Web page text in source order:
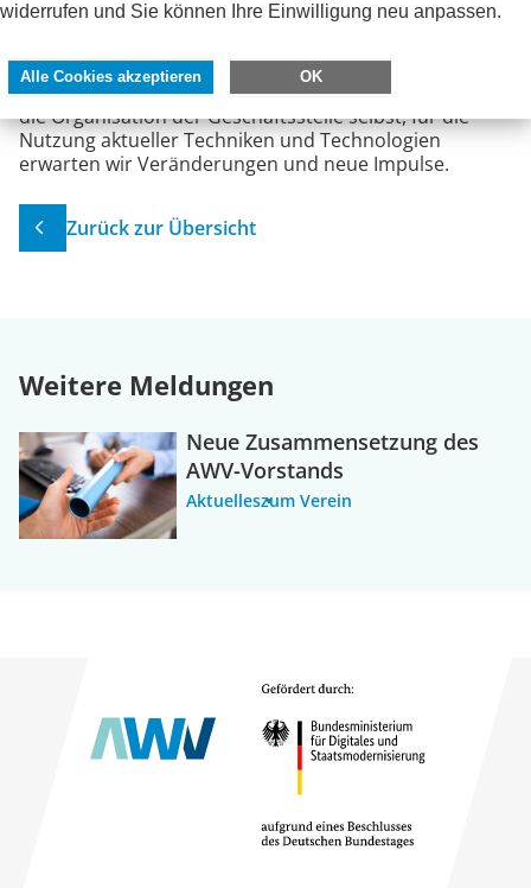
Prozessoptimierung an der Schnittstelle zwischen
Jahren neue Impulse erhalten und wegweisende
weitere Schritte durchlaufen. Und auch im Hinblick auf
die Organisation der Geschäftsstelle selbst, für die
Nutzung aktueller Techniken und Technologien
erwarten wir Veränderungen und neue Impulse.
Zurück zur Übersicht
Weitere Meldungen
Neue Zusammensetzung des
AWV-Vorstands
Aktuelleszum Verein
widerrufen und Sie können Ihre Einwilligung neu anpassen.
Alle Cookies akzeptieren OK